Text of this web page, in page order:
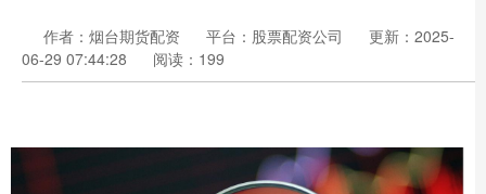
作者：烟台期货配资 平台：股票配资公司
更新：2025-
06-29 07:44:28
阅读：199